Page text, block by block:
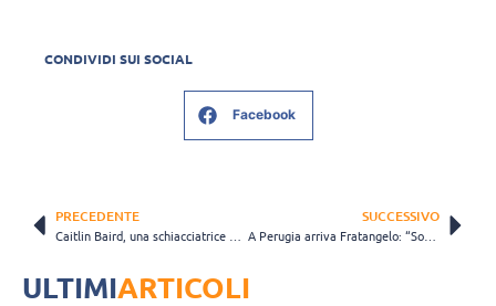
CONDIVIDI SUI SOCIAL
Facebook
PRECEDENTE SUCCESSIVO
A Perugia arriva Fratangelo: “Sognavo la Serie A da quando ero piccola”
ULTIMIARTICOLI